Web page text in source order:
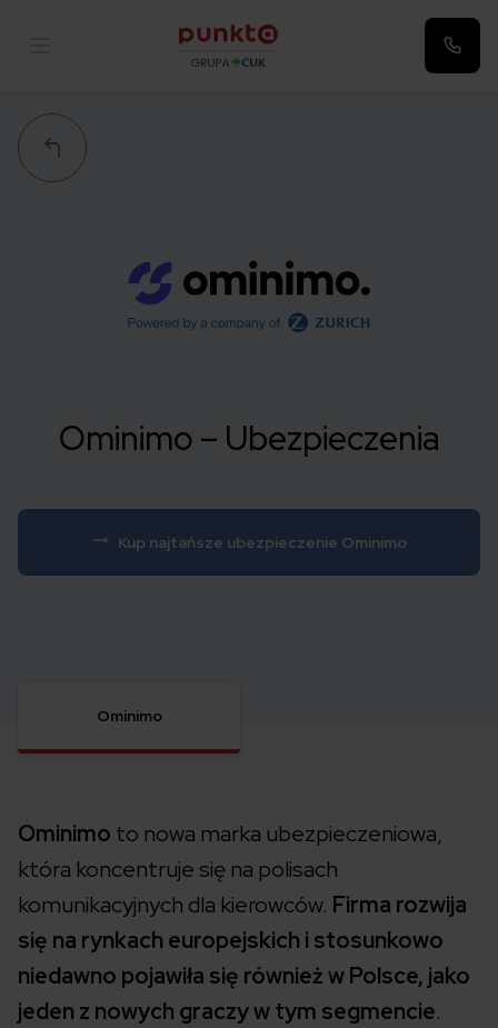
Ominimo – Ubezpieczenia
Kup najtańsze ubezpieczenie Ominimo
Ominimo
Ominimo to nowa marka ubezpieczeniowa,
która koncentruje się na polisach
komunikacyjnych dla kierowców. Firma rozwija
się na rynkach europejskich i stosunkowo
niedawno pojawiła się również w Polsce, jako
jeden z nowych graczy w tym segmencie.